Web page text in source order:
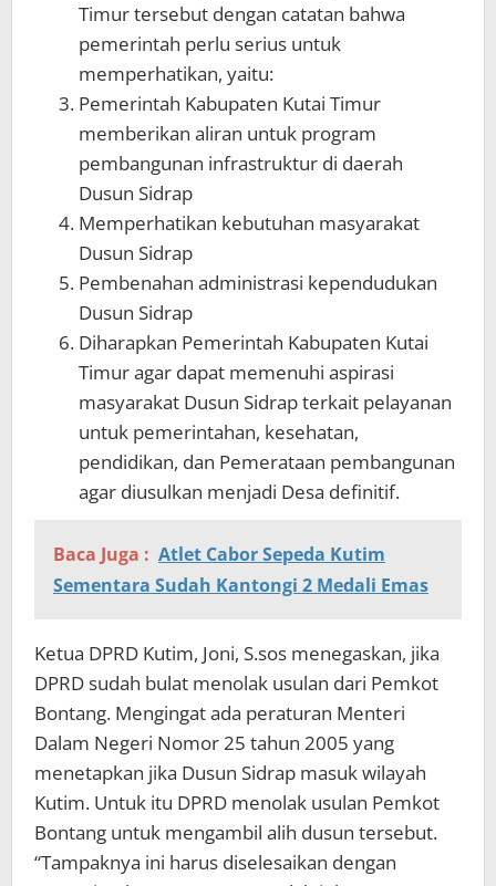
Timur tersebut dengan catatan bahwa
pemerintah perlu serius untuk
memperhatikan, yaitu:
Pemerintah Kabupaten Kutai Timur
memberikan aliran untuk program
pembangunan infrastruktur di daerah
Dusun Sidrap
Memperhatikan kebutuhan masyarakat
Dusun Sidrap
Pembenahan administrasi kependudukan
Dusun Sidrap
Diharapkan Pemerintah Kabupaten Kutai
Timur agar dapat memenuhi aspirasi
masyarakat Dusun Sidrap terkait pelayanan
untuk pemerintahan, kesehatan,
pendidikan, dan Pemerataan pembangunan
agar diusulkan menjadi Desa definitif.
Baca Juga : Atlet Cabor Sepeda Kutim
Sementara Sudah Kantongi 2 Medali Emas
Ketua DPRD Kutim, Joni, S.sos menegaskan, jika
DPRD sudah bulat menolak usulan dari Pemkot
Bontang. Mengingat ada peraturan Menteri
Dalam Negeri Nomor 25 tahun 2005 yang
menetapkan jika Dusun Sidrap masuk wilayah
Kutim. Untuk itu DPRD menolak usulan Pemkot
Bontang untuk mengambil alih dusun tersebut.
“Tampaknya ini harus diselesaikan dengan